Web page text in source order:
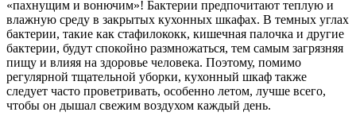
«пахнущим и вонючим»! Бактерии предпочитают теплую и
влажную среду в закрытых кухонных шкафах. В темных углах
бактерии, такие как стафилококк, кишечная палочка и другие
бактерии, будут спокойно размножаться, тем самым загрязняя
пищу и влияя на здоровье человека. Поэтому, помимо
регулярной тщательной уборки, кухонный шкаф также
следует часто проветривать, особенно летом, лучше всего,
чтобы он дышал свежим воздухом каждый день.